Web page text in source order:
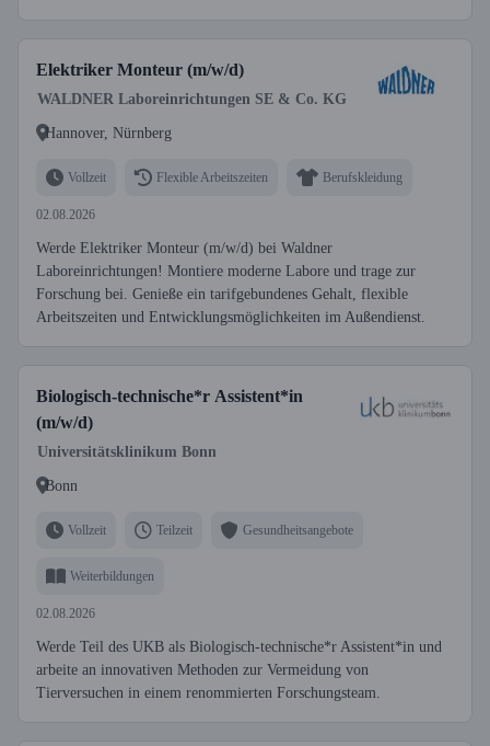
Elektriker Monteur (m/w/d)
WALDNER Laboreinrichtungen SE & Co. KG
Hannover, Nürnberg
Vollzeit Flexible Arbeitszeiten Berufskleidung
02.08.2026
Werde Elektriker Monteur (m/w/d) bei Waldner
Laboreinrichtungen! Montiere moderne Labore und trage zur
Forschung bei. Genieße ein tarifgebundenes Gehalt, flexible
Arbeitszeiten und Entwicklungsmöglichkeiten im Außendienst.
Biologisch-technische*r Assistent*in
(m/w/d)
Universitätsklinikum Bonn
Bonn
Vollzeit Teilzeit Gesundheitsangebote
Weiterbildungen
02.08.2026
Werde Teil des UKB als Biologisch-technische*r Assistent*in und
arbeite an innovativen Methoden zur Vermeidung von
Tierversuchen in einem renommierten Forschungsteam.